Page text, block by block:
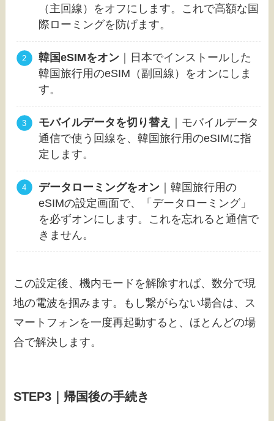
（主回線）をオフにします。これで高額な国
際ローミングを防げます。
韓国eSIMをオン｜日本でインストールした
韓国旅行用のeSIM（副回線）をオンにしま
す。
モバイルデータを切り替え
｜モバイルデータ
通信で使う回線を、韓国旅行用のeSIMに指
定します。
データローミングをオン｜韓国旅行用の
eSIMの設定画面で、「データローミング」
を必ずオンにします。これを忘れると通信で
きません。
この設定後、機内モードを解除すれば、数分で現
地の電波を掴みます。もし繋がらない場合は、ス
マートフォンを一度再起動すると、ほとんどの場
合で解決します。
STEP3｜帰国後の手続き